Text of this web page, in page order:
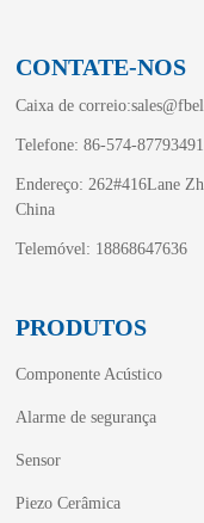
CONTATE-NOS
Caixa de correio:
Telefone: 86-574-87793491
Endereço: 262#416Lane
China
Telemóvel: 18868647636
PRODUTOS
Componente Acústico
Alarme de segurança
Sensor
Piezo Cerâmica